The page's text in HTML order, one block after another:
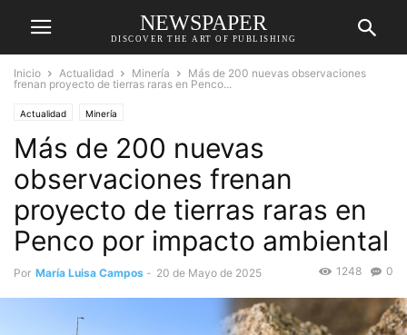
NEWSPAPER
DISCOVER THE ART OF PUBLISHING
Inicio Actualidad Minería
Más de 200 nuevas observaciones
frenan proyecto de tierras raras en Penco...
Actualidad Minería
Más de 200 nuevas
observaciones frenan
proyecto de tierras raras en
Penco por impacto ambiental
Por María Luisa Campos - 20 de Mayo de 2025 0
1248